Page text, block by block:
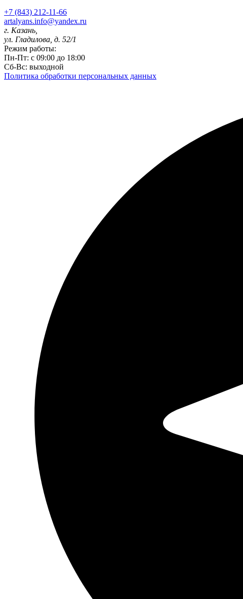
+7 (843) 212-11-66
artalyans.info@yandex.ru
г. Казань,
ул. Гладилова, д. 52/1
Режим работы:
Пн-Пт: с 09:00 до 18:00
Сб-Вс: выходной
Политика обработки персональных данных